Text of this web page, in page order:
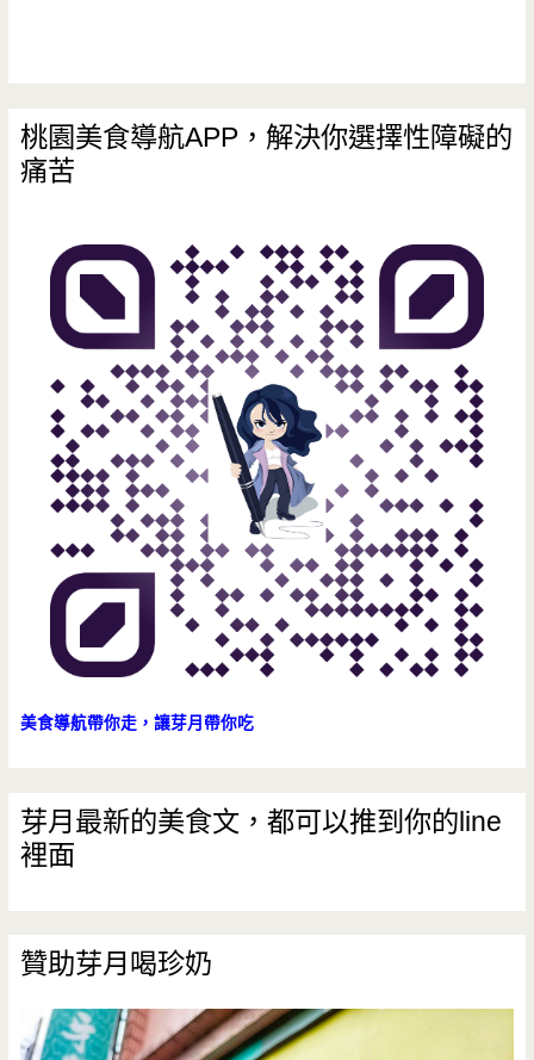
桃園美食導航APP，解決你選擇性障礙的
痛苦
美食導航帶你走，讓芽月帶你吃
芽月最新的美食文，都可以推到你的line
裡面
贊助芽月喝珍奶